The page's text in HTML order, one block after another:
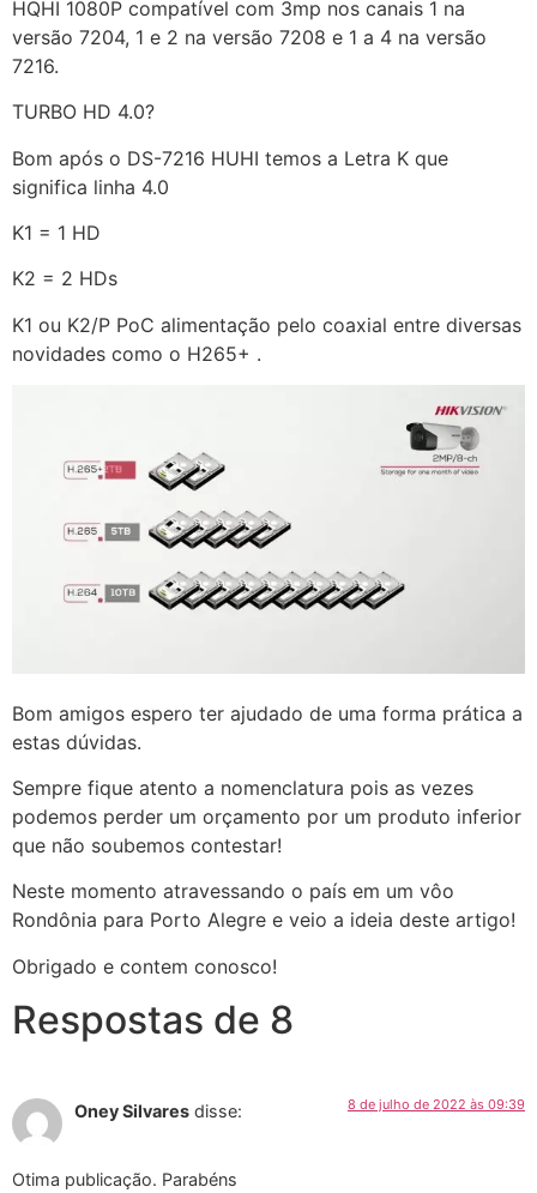
HQHI 1080P compatível com 3mp nos canais 1 na
versão 7204, 1 e 2 na versão 7208 e 1 a 4 na versão
7216.
TURBO HD 4.0?
Bom após o DS-7216 HUHI temos a Letra K que
significa linha 4.0
K1 = 1 HD
K2 = 2 HDs
K1 ou K2/P PoC alimentação pelo coaxial entre diversas
novidades como o H265+ .
Bom amigos espero ter ajudado de uma forma prática a
estas dúvidas.
Sempre fique atento a nomenclatura pois as vezes
podemos perder um orçamento por um produto inferior
que não soubemos contestar!
Neste momento atravessando o país em um vôo
Rondônia para Porto Alegre e veio a ideia deste artigo!
Obrigado e contem conosco!
Respostas de 8
Oney Silvares disse: 8 de julho de 2022 às 09:39
Otima publicação. Parabéns